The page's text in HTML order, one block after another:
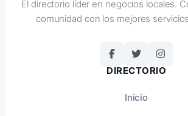
El directorio líder en negocios locales.
comunidad con los mejores
DIRECTORIO
Inicio